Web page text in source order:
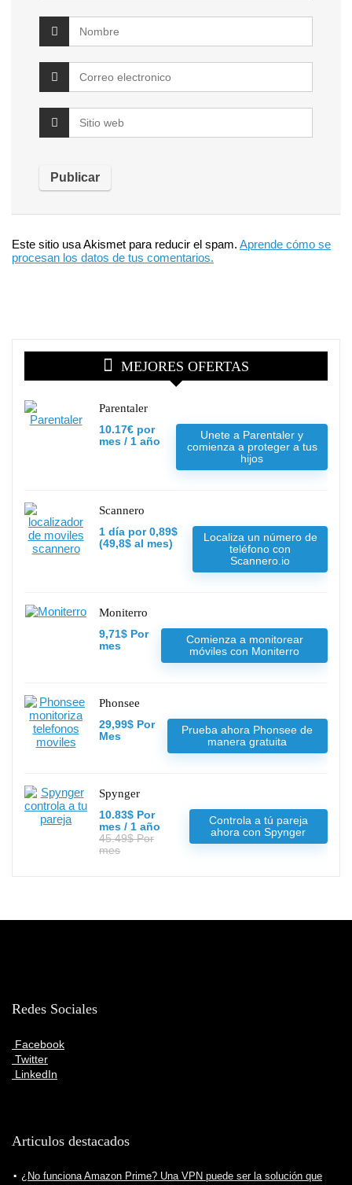
Este sitio usa Akismet para reducir el spam. Aprende cómo se
procesan los datos de tus comentarios.
MEJORES OFERTAS
Parentaler
10.17€ por
mes / 1 año
Unete a Parentaler y
comienza a proteger a tus
hijos
Scannero
1 día por 0,89$
(49,8$ al mes)
Localiza un número de
teléfono con
Scannero.io
Moniterro
9,71$ Por
mes
Comienza a monitorear
móviles con Moniterro
Phonsee
29,99$ Por
Mes
Prueba ahora Phonsee de
manera gratuita
Spynger
10.83$ Por
mes / 1 año
45.49$ Por
mes
Controla a tú pareja
ahora con Spynger
Redes Sociales
Facebook
Twitter
LinkedIn
Articulos destacados
¿No funciona Amazon Prime? Una VPN puede ser la solución que